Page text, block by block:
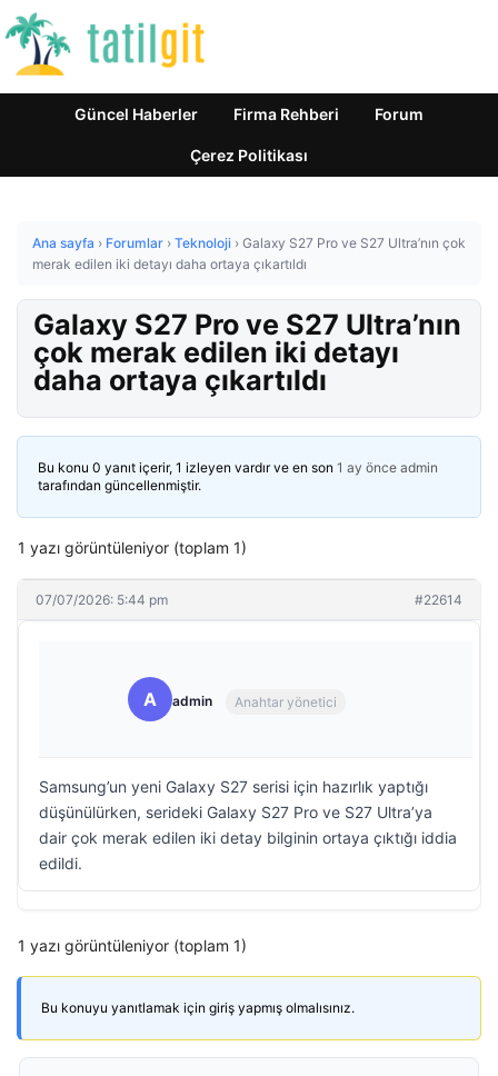
Güncel Haberler Firma Rehberi Forum
Çerez Politikası
Ana sayfa › Forumlar › Teknoloji › Galaxy S27 Pro ve S27 Ultra’nın çok
merak edilen iki detayı daha ortaya çıkartıldı
Galaxy S27 Pro ve S27 Ultra’nın
çok merak edilen iki detayı
daha ortaya çıkartıldı
Bu konu 0 yanıt içerir, 1 izleyen vardır ve en son 1 ay önce admin
tarafından güncellenmiştir.
1 yazı görüntüleniyor (toplam 1)
07/07/2026: 5:44 pm #22614
A admin Anahtar yönetici
Samsung’un yeni Galaxy S27 serisi için hazırlık yaptığı
düşünülürken, serideki Galaxy S27 Pro ve S27 Ultra’ya
dair çok merak edilen iki detay bilginin ortaya çıktığı iddia
edildi.
1 yazı görüntüleniyor (toplam 1)
Bu konuyu yanıtlamak için giriş yapmış olmalısınız.